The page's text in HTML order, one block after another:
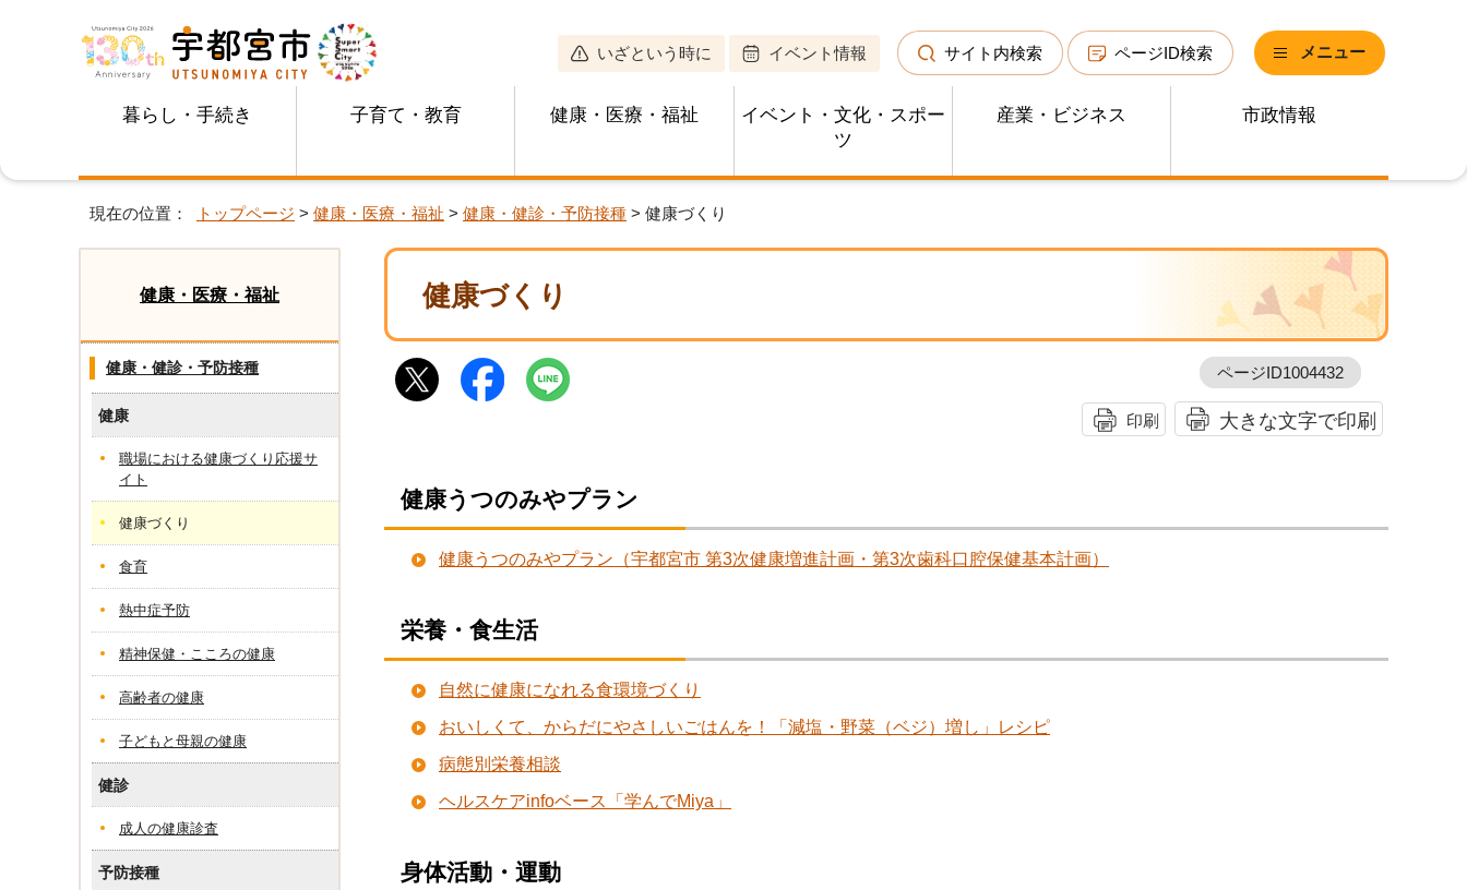
いざという時に イベント情報 サイト内検索 ページID検索 メニュー
暮らし・手続き 子育て・教育 健康・医療・福祉
イベント・文化・スポー
ツ
産業・ビジネス 市政情報
現在の位置： トップページ > 健康・医療・福祉 > 健康・健診・予防接種 > 健康づくり
健康づくり
ページID1004432
印刷 大きな文字で印刷
健康うつのみやプラン
健康うつのみやプラン（宇都宮市 第3次健康増進計画・第3次歯科口腔保健基本計画）
栄養・食生活
自然に健康になれる食環境づくり
おいしくて、からだにやさしいごはんを！「減塩・野菜（ベジ）増し」レシピ
病態別栄養相談
ヘルスケアinfoベース「学んでMiya」
身体活動・運動
健康・医療・福祉
健康・健診・予防接種
健康
職場における健康づくり応援サ
イト
健康づくり
食育
熱中症予防
精神保健・こころの健康
高齢者の健康
子どもと母親の健康
健診
成人の健康診査
予防接種